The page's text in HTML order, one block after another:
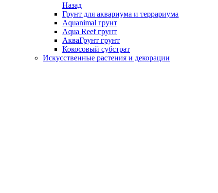
Назад
Грунт для аквариума и террариума
Aquanimal грунт
Aqua Reef грунт
АкваГрунт грунт
Кокосовый субстрат
Искусственные растения и декорации